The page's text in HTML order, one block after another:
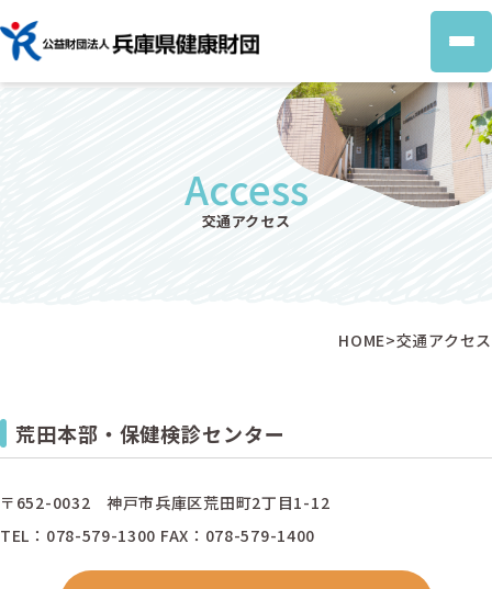
個人情報保護方針
Access
交通アクセス
HOME>交通アクセス
荒田本部・保健検診センター
〒652-0032 神戸市兵庫区荒田町2丁目1-12
TEL：078-579-1300 FAX：078-579-1400